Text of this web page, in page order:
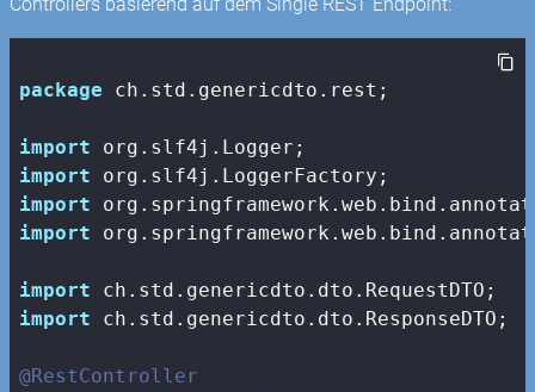
package ch.std.genericdto.rest;
import
import
import
import
import
import ch.std.genericdto.dto.ResponseDTO;
@RestController